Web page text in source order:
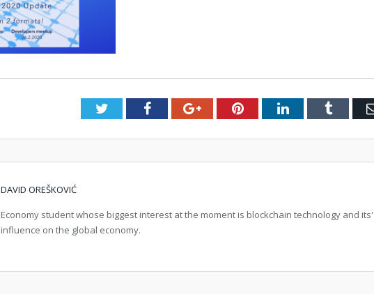
TwitterFacebookGoogle+PinterestLinkedInTumblr
DAVID OREŠKOVIĆ
Economy student whose biggest interest at the moment is blockchain technology and its'
influence on the global economy.